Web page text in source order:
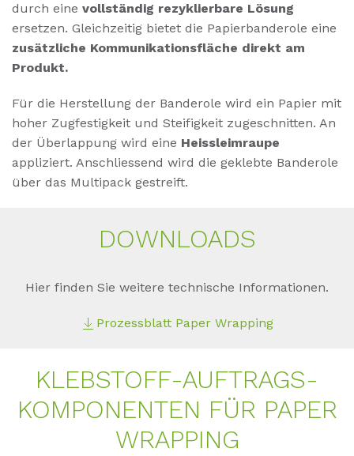
durch eine vollständig rezyklierbare Lösung
ersetzen. Gleichzeitig bietet die Papierbanderole eine
zusätzliche Kommunikationsfläche direkt am
Produkt.
Für die Herstellung der Banderole wird ein Papier mit
hoher Zugfestigkeit und Steifigkeit zugeschnitten. An
der Überlappung wird eine Heissleimraupe
appliziert. Anschliessend wird die geklebte Banderole
über das Multipack gestreift.
DOWN­LOADS
Hier finden Sie weitere technische Informationen.
Prozessblatt Paper Wrapping
KLEB­STOFF-AUF­TRAGS­
KOM­PO­NEN­TEN FÜR PA­PER
WRAP­PING